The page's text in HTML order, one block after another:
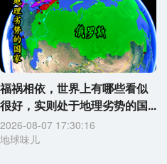
福祸相依，世界上有哪些看似
很好，实则处于地理劣势的国...
2026-08-07 17:30:16
地球味儿